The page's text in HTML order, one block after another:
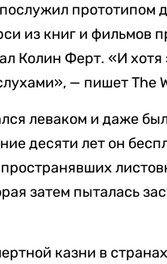
прототипом
из книг и фильмов
Колин Ферт. «И
— пишет The
леваком и даже
десяти лет он
затем пыталась
казни в